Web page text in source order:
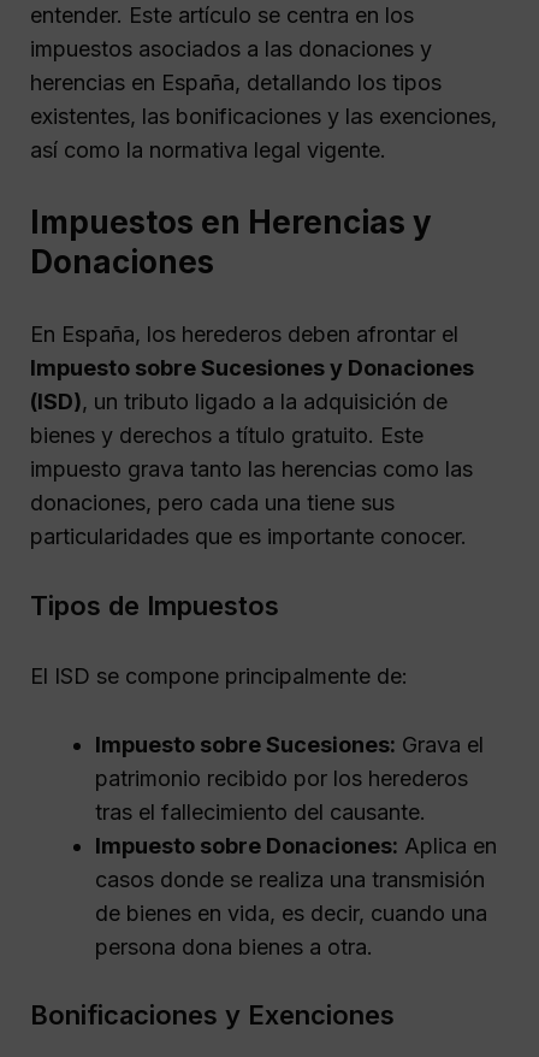
entender. Este artículo se centra en los
impuestos asociados a las donaciones y
herencias en España, detallando los tipos
existentes, las bonificaciones y las exenciones,
así como la normativa legal vigente.
Impuestos en Herencias y
Donaciones
En España, los herederos deben afrontar el
Impuesto sobre Sucesiones y Donaciones
(ISD), un tributo ligado a la adquisición de
bienes y derechos a título gratuito. Este
impuesto grava tanto las herencias como las
donaciones, pero cada una tiene sus
particularidades que es importante conocer.
Tipos de Impuestos
El ISD se compone principalmente de:
Impuesto sobre Sucesiones: Grava el
patrimonio recibido por los herederos
tras el fallecimiento del causante.
Impuesto sobre Donaciones: Aplica en
casos donde se realiza una transmisión
de bienes en vida, es decir, cuando una
persona dona bienes a otra.
Bonificaciones y Exenciones